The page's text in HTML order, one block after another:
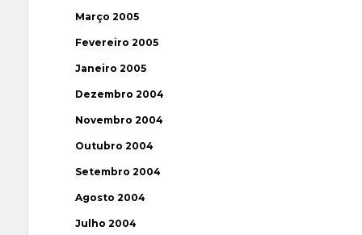
Março 2005
Fevereiro 2005
Janeiro 2005
Dezembro 2004
Novembro 2004
Outubro 2004
Setembro 2004
Agosto 2004
Julho 2004